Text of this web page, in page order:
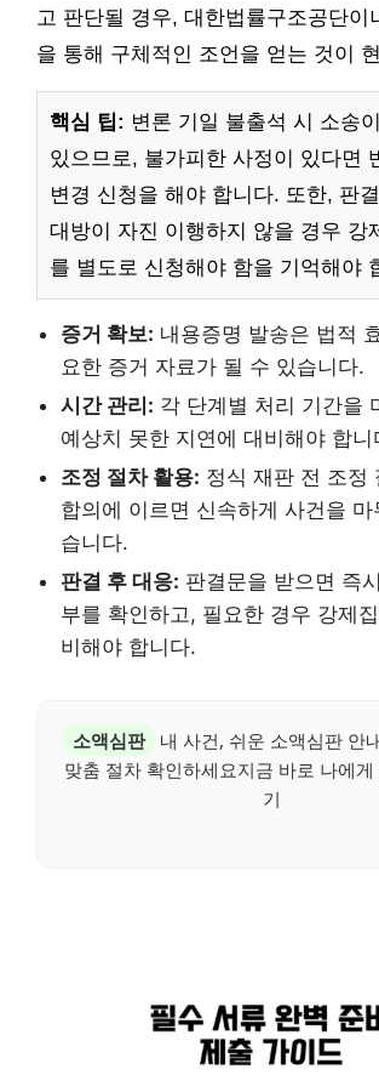
고 판단될 경우, 대한법률구조공단이
을 통해 구체적인 조언을 얻는 것이
핵심 팁: 변론 기일 불출석 시 소송
있으므로, 불가피한 사정이 있다면
변경 신청을 해야 합니다. 또한, 판
대방이 자진 이행하지 않을 경우 강
를 별도로 신청해야 함을 기억해야
증거 확보: 내용증명 발송은 법적
요한 증거 자료가 될 수 있습니다.
시간 관리: 각 단계별 처리 기간을
예상치 못한 지연에 대비해야 합니
조정 절차 활용: 정식 재판 전 조정
합의에 이르면 신속하게 사건을 마
습니다.
판결 후 대응: 판결문을 받으면 즉
부를 확인하고, 필요한 경우 강제
비해야 합니다.
소액심판
내 사건, 쉬운 소액심판 안
맞춤 절차 확인하세요지금 바로 나에
기